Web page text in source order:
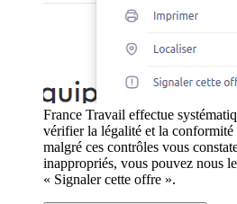
France Travail effectue
vérifier la légalité et la conformité
malgré ces contrôles vous
inappropriés, vous pouvez nous
« Signaler cette offre ».